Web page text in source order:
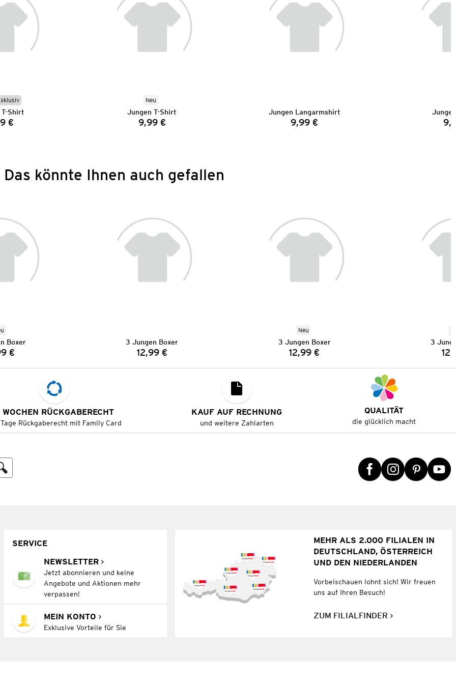
Shirt
€
Neu
Jungen T-Shirt
Preis:
9,99 €
Jungen Langarmshirt
Preis:
9,99 €
Das könnte Ihnen auch gefallen
Boxer
€
3 Jungen Boxer
Preis:
12,99 €
Neu
3 Jungen Boxer
Preis:
12,99 €
3
RÜCKGABERECHT
Rückgaberecht mit Family Card
KAUF AUF RECHNUNG
und weitere Zahlarten
QUALITÄT
die glücklich macht
SERVICE
NEWSLETTER
Jetzt abonnieren und keine
Angebote und Aktionen mehr
verpassen!
MEIN KONTO
Exklusive Vorteile für Sie
MEHR ALS 2.000 FILIALEN IN
DEUTSCHLAND, ÖSTERREICH
UND DEN NIEDERLANDEN
Vorbeischauen lohnt sich! Wir freuen
uns auf Ihren Besuch!
ZUM FILIALFINDER